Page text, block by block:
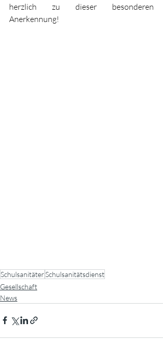
herzlich zu dieser besonderen
Anerkennung!
SchulsanitäterSchulsanitätsdienst
Gesellschaft
News